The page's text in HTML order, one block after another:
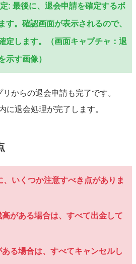
: 最後に、退会申請を確定するボ
す。確認画面が表示されるので、
定します。（画面キャプチャ：退
示す画像）
からの退会申請も完了です。
に退会処理が完了します。
いくつか注意すべき点がありま
がある場合は、すべて出金して
る場合は、すべてキャンセルし